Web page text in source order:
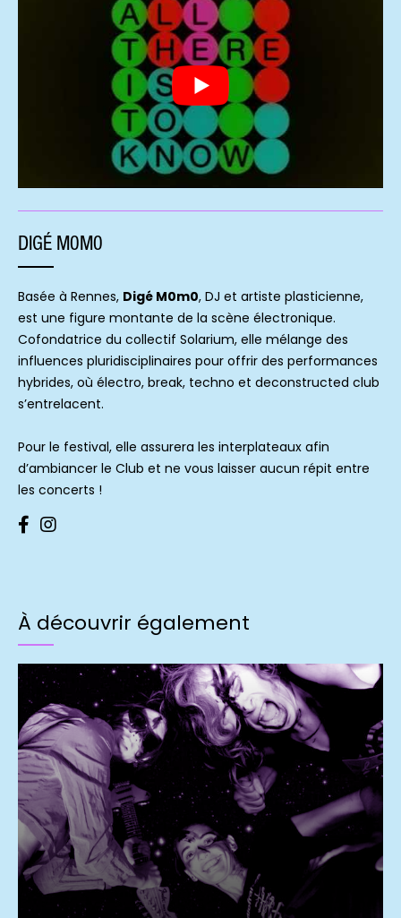
DIGÉ M0M0
Basée à Rennes, Digé M0m0, DJ et artiste plasticienne,
est une figure montante de la scène électronique.
Cofondatrice du collectif Solarium, elle mélange des
influences pluridisciplinaires pour offrir des performances
hybrides, où électro, break, techno et deconstructed club
s’entrelacent.
Pour le festival, elle assurera les interplateaux afin
d’ambiancer le Club et ne vous laisser aucun répit entre
les concerts !
À découvrir également